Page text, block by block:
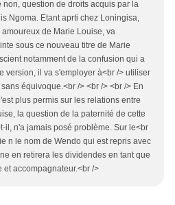
non, question de droits acquis par la
Ngoma. Etant aprti chez Loningisa,
de Marie Louise, va
sous ce nouveau titre de Marie
notamment de la confusion qui a
version, il va s'employer à<br /> utiliser
équivoque.<br /> <br /> <br /> En
plus permis sur les relations entre
la question de la paternité de cette
il, n'a jamais posé problème. Sur le<br
n le nom de Wendo qui est repris avec
en retirera les dividendes en tant que
et accompagnateur.<br />